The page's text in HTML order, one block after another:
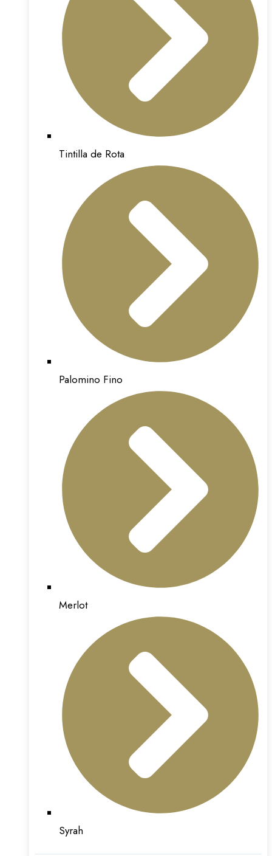
Tintilla de Rota
Palomino Fino
Merlot
Syrah